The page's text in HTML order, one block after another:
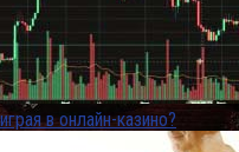
в онлайн-казино?